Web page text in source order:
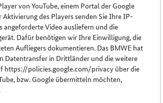
von YouTube, einem Portal der Google
des Players senden Sie Ihre IP-
angeforderte Video ausliefern und die
Dafür benötigen wir Ihre Einwilligung, die
Aufliegers dokumentieren. Das BMWE hat
Datentransfer in Drittländer und die weitere
https://policies.google.com/privacy über die
bzw. Google übermitteln möchten,